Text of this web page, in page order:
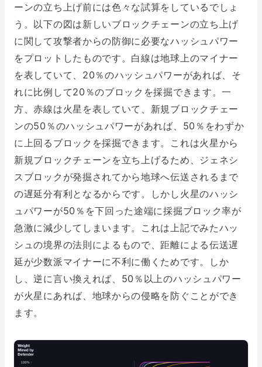
ーンの立ち上げ前には色々な試算をしているでしょ
う。以下の図は新しいブロックチェーンの立ち上げ
に関して攻撃者からの防御に必要なハッシュパワー
をプロットしたものです。白線は地球上のマイナー
を表していて、20％のハッシュパワーがあれば、そ
れに比例して20％のブロックを採掘できます。一
方、赤線は火星を表していて、新規ブロックチェー
ンの50％のハッシュパワーがあれば、50％をわずか
に上回るブロックを採掘できます。これは火星から
新規ブロックチェーンを立ち上げるため、ジェネシ
スブロックが発掘されてから地球へ伝送されるまで
の遅延分有利となるからです。しかし火星のハッシ
ュパワーが50％を下回った途端に採掘ブロック率が
急激に減少してしまいます。これは上記でみたハッ
シュの境界の法則によるもので、距離による伝送遅
延が少数派マイナーに不利に働くためです。しか
し、逆に言い換えれば、50％以上のハッシュパワー
が火星にあれば、地球からの侵略を防ぐことができ
ます。